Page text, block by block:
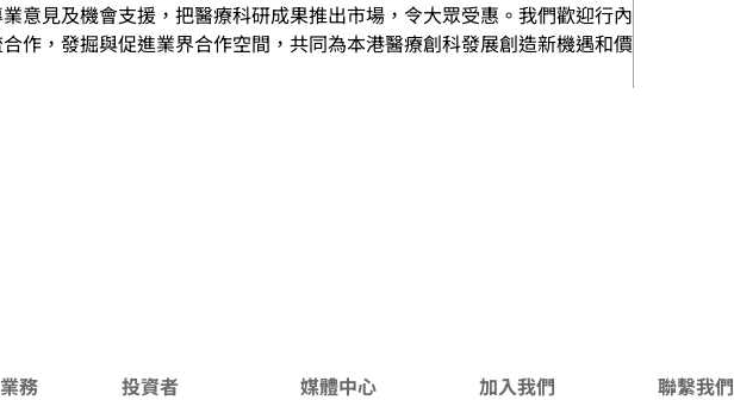
意見及機會支援，把醫療科研成果推出市場，令大眾受惠。我們歡迎行內
作，發掘與促進業界合作空間，共同為本港醫療創科發展創造新機遇和價
務 投資者 媒體中心 加入我們 聯繫我們